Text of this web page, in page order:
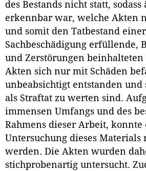
des Bestands nicht statt,
erkennbar war, welche Akten
und somit den Tatbestand einer
Sachbeschädigung erfüllende,
und Zerstörungen
Akten sich nur mit Schäden
unbeabsichtigt entstanden und
als Straftat zu werten sind.
immensen Umfangs und des
Rahmens dieser Arbeit,
Untersuchung dieses Materials
werden. Die Akten wurden
stichprobenartig untersucht.